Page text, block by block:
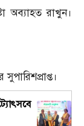
অব্যাহত রাখুন।